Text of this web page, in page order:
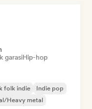
garasiHip-hop
folk indie
Indie pop
Heavy metal